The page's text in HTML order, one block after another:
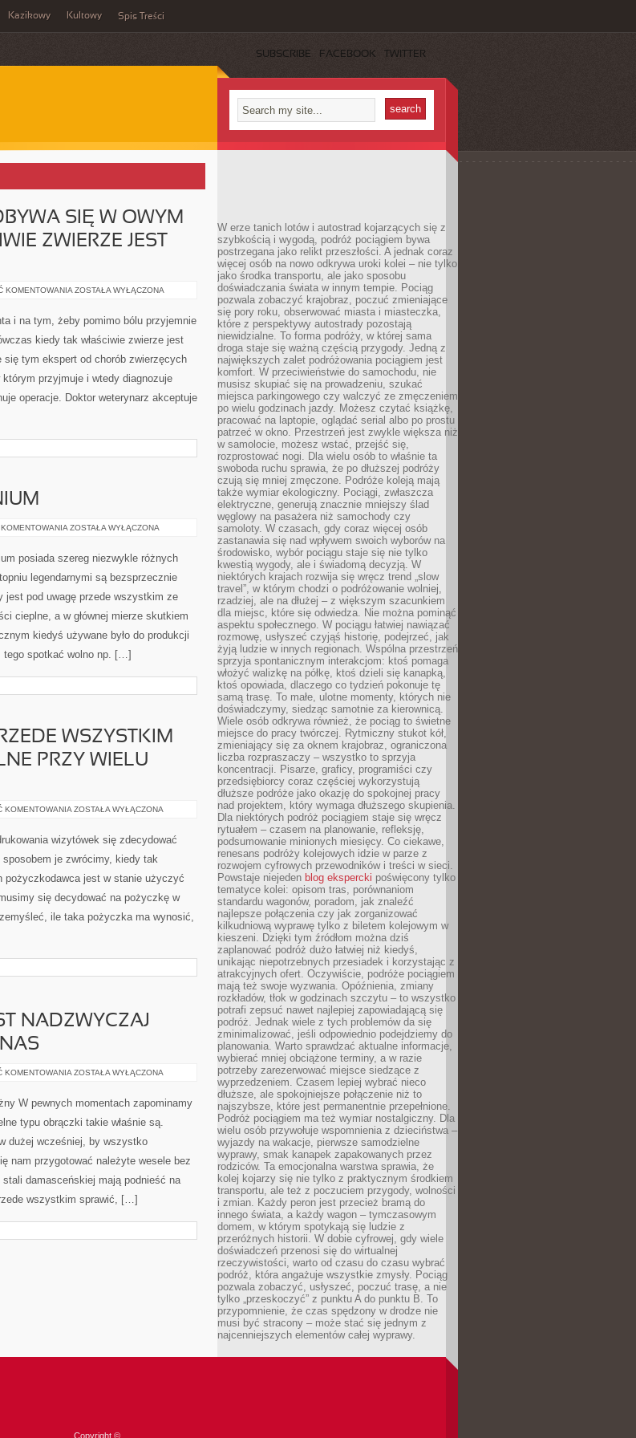
Kazikowy Kultowy Spis Treści
SUBSCRIBE FACEBOOK TWITTER
SIĘ W OWYM
ZWIERZE JEST
KOMENTOWANIA KUROWANIE
W
CZASIE
TAK
ZWIERZE
JEST
CHORE
ZOSTAŁA WYŁĄCZONA
i na tym, żeby pomimo bólu przyjemnie
kiedy tak właściwie zwierze jest
się tym ekspert od chorób zwierzęcych
przyjmuje i wtedy diagnozuje
operacje. Doktor weterynarz akceptuje
METAL
ALUMINIUM
ZOSTAŁA WYŁĄCZONA
posiada szereg niezwykle różnych
legendarnymi są bezsprzecznie
jest pod uwagę przede wszystkim ze
cieplne, a w głównej mierze skutkiem
kiedyś używane było do produkcji
tego spotkać wolno np. […]
WSZYSTKIM
PRZY WIELU
KOMENTOWANIA TO,
I
PRZEDE
NAJCZĘŚCIEJ
PRZY
BALACH
ZOSTAŁA WYŁĄCZONA
wizytówek się zdecydować
je zwrócimy, kiedy tak
pożyczkodawca jest w stanie użyczyć
się decydować na pożyczkę w
ile taka pożyczka ma wynosić,
NADZWYCZAJ
KOMENTOWANIA WYGLĄD
NADZWYCZAJ
ISTOTNY
KAŻDEGO
NAS
ZOSTAŁA WYŁĄCZONA
W pewnych momentach zapominamy
typu obrączki takie właśnie są.
dużej wcześniej, by wszystko
nam przygotować należyte wesele bez
damasceńskiej mają podnieść na
wszystkim sprawić, […]
W erze tanich lotów i autostrad kojarzących się z
szybkością i wygodą, podróż pociągiem bywa
postrzegana jako relikt przeszłości. A jednak coraz
więcej osób na nowo odkrywa uroki kolei – nie tylko
jako środka transportu, ale jako sposobu
doświadczania świata w innym tempie. Pociąg
pozwala zobaczyć krajobraz, poczuć zmieniające
się pory roku, obserwować miasta i miasteczka,
które z perspektywy autostrady pozostają
niewidzialne. To forma podróży, w której sama
droga staje się ważną częścią przygody. Jedną z
największych zalet podróżowania pociągiem jest
komfort. W przeciwieństwie do samochodu, nie
musisz skupiać się na prowadzeniu, szukać
miejsca parkingowego czy walczyć ze zmęczeniem
po wielu godzinach jazdy. Możesz czytać książkę,
pracować na laptopie, oglądać serial albo po prostu
patrzeć w okno. Przestrzeń jest zwykle większa niż
w samolocie, możesz wstać, przejść się,
rozprostować nogi. Dla wielu osób to właśnie ta
swoboda ruchu sprawia, że po dłuższej podróży
czują się mniej zmęczone. Podróże koleją mają
także wymiar ekologiczny. Pociągi, zwłaszcza
elektryczne, generują znacznie mniejszy ślad
węglowy na pasażera niż samochody czy
samoloty. W czasach, gdy coraz więcej osób
zastanawia się nad wpływem swoich wyborów na
środowisko, wybór pociągu staje się nie tylko
kwestią wygody, ale i świadomą decyzją. W
niektórych krajach rozwija się wręcz trend „slow
travel”, w którym chodzi o podróżowanie wolniej,
rzadziej, ale na dłużej – z większym szacunkiem
dla miejsc, które się odwiedza. Nie można pominąć
aspektu społecznego. W pociągu łatwiej nawiązać
rozmowę, usłyszeć czyjąś historię, podejrzeć, jak
żyją ludzie w innych regionach. Wspólna przestrzeń
sprzyja spontanicznym interakcjom: ktoś pomaga
włożyć walizkę na półkę, ktoś dzieli się kanapką,
ktoś opowiada, dlaczego co tydzień pokonuje tę
samą trasę. To małe, ulotne momenty, których nie
doświadczymy, siedząc samotnie za kierownicą.
Wiele osób odkrywa również, że pociąg to świetne
miejsce do pracy twórczej. Rytmiczny stukot kół,
zmieniający się za oknem krajobraz, ograniczona
liczba rozpraszaczy – wszystko to sprzyja
koncentracji. Pisarze, graficy, programiści czy
przedsiębiorcy coraz częściej wykorzystują
dłuższe podróże jako okazję do spokojnej pracy
nad projektem, który wymaga dłuższego skupienia.
Dla niektórych podróż pociągiem staje się wręcz
rytuałem – czasem na planowanie, refleksję,
podsumowanie minionych miesięcy. Co ciekawe,
renesans podróży kolejowych idzie w parze z
rozwojem cyfrowych przewodników i treści w sieci.
Powstaje niejeden blog ekspercki poświęcony tylko
tematyce kolei: opisom tras, porównaniom
standardu wagonów, poradom, jak znaleźć
najlepsze połączenia czy jak zorganizować
kilkudniową wyprawę tylko z biletem kolejowym w
kieszeni. Dzięki tym źródłom można dziś
zaplanować podróż dużo łatwiej niż kiedyś,
unikając niepotrzebnych przesiadek i korzystając z
atrakcyjnych ofert. Oczywiście, podróże pociągiem
mają też swoje wyzwania. Opóźnienia, zmiany
rozkładów, tłok w godzinach szczytu – to wszystko
potrafi zepsuć nawet najlepiej zapowiadającą się
podróż. Jednak wiele z tych problemów da się
zminimalizować, jeśli odpowiednio podejdziemy do
planowania. Warto sprawdzać aktualne informacje,
wybierać mniej obciążone terminy, a w razie
potrzeby zarezerwować miejsce siedzące z
wyprzedzeniem. Czasem lepiej wybrać nieco
dłuższe, ale spokojniejsze połączenie niż to
najszybsze, które jest permanentnie przepełnione.
Podróż pociągiem ma też wymiar nostalgiczny. Dla
wielu osób przywołuje wspomnienia z dzieciństwa –
wyjazdy na wakacje, pierwsze samodzielne
wyprawy, smak kanapek zapakowanych przez
rodziców. Ta emocjonalna warstwa sprawia, że
kolej kojarzy się nie tylko z praktycznym środkiem
transportu, ale też z poczuciem przygody, wolności
i zmian. Każdy peron jest przecież bramą do
innego świata, a każdy wagon – tymczasowym
domem, w którym spotykają się ludzie z
przeróżnych historii. W dobie cyfrowej, gdy wiele
doświadczeń przenosi się do wirtualnej
rzeczywistości, warto od czasu do czasu wybrać
podróż, która angażuje wszystkie zmysły. Pociąg
pozwala zobaczyć, usłyszeć, poczuć trasę, a nie
tylko „przeskoczyć” z punktu A do punktu B. To
przypomnienie, że czas spędzony w drodze nie
musi być stracony – może stać się jednym z
najcenniejszych elementów całej wyprawy.
Copyright ©